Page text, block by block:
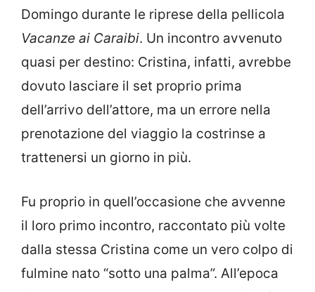
Domingo durante le riprese della pellicola
Vacanze ai Caraibi. Un incontro avvenuto
quasi per destino: Cristina, infatti, avrebbe
dovuto lasciare il set proprio prima
dell’arrivo dell’attore, ma un errore nella
prenotazione del viaggio la costrinse a
trattenersi un giorno in più.
Fu proprio in quell’occasione che avvenne
il loro primo incontro, raccontato più volte
dalla stessa Cristina come un vero colpo di
fulmine nato “sotto una palma”. All’epoca